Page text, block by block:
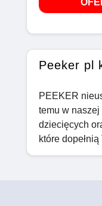
Peeker pl
PEEKER
temu w
dziecięcych
które